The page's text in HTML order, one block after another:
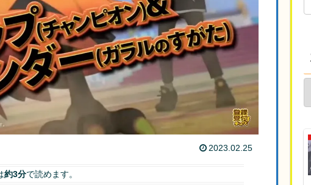
2023.02.25
約3分で読めます。